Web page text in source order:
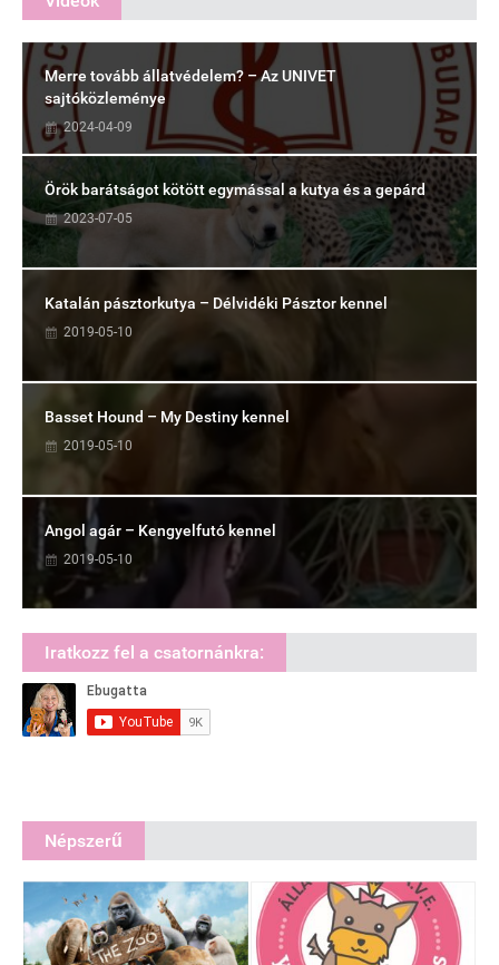
Merre tovább állatvédelem? – Az UNIVET
sajtóközleménye
2024-04-09
Örök barátságot kötött egymással a kutya és a gepárd
2023-07-05
Katalán pásztorkutya – Délvidéki Pásztor kennel
2019-05-10
Basset Hound – My Destiny kennel
2019-05-10
Angol agár – Kengyelfutó kennel
2019-05-10
Iratkozz fel a csatornánkra:
Népszerű